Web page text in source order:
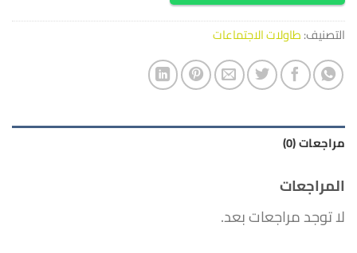
التصنيف:طاولات الاجتماعات
مراجعات (0)
المراجعات
لا توجد مراجعات بعد.